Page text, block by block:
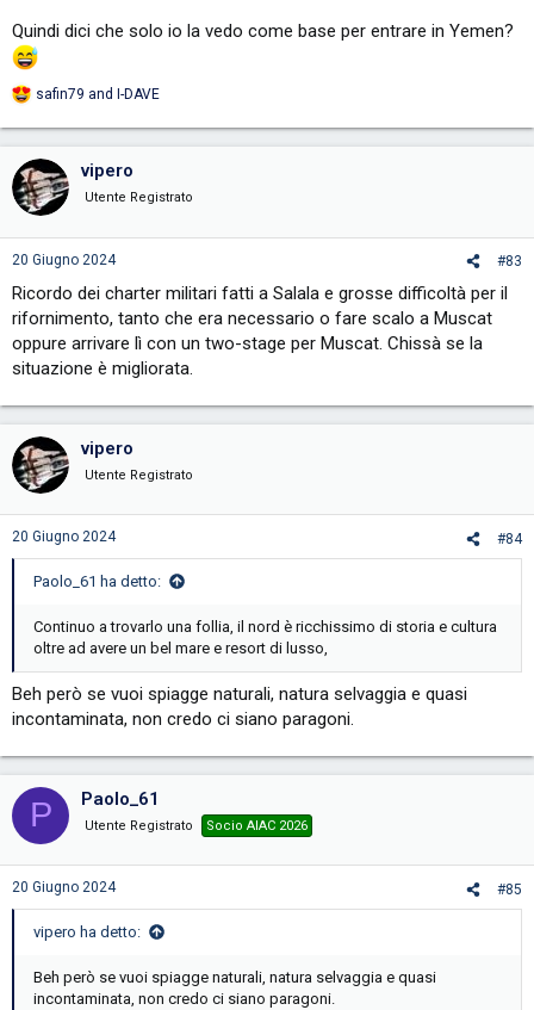
Quindi dici che solo io la vedo come base per entrare in Yemen?
R
t
i
n
s
safin79 and I-DAVE
vipero
Utente Registrato
20 Giugno 2024 #83
Ricordo dei charter militari fatti a Salala e grosse difficoltà per il
rifornimento, tanto che era necessario o fare scalo a Muscat
oppure arrivare lì con un two-stage per Muscat. Chissà se la
situazione è migliorata.
vipero
Utente Registrato
20 Giugno 2024 #84
Paolo_61 ha detto:
Continuo a trovarlo una follia, il nord è ricchissimo di storia e cultura
oltre ad avere un bel mare e resort di lusso,
Beh però se vuoi spiagge naturali, natura selvaggia e quasi
incontaminata, non credo ci siano paragoni.
P Paolo_61
Utente Registrato Socio AIAC 2026
20 Giugno 2024 #85
vipero ha detto:
Beh però se vuoi spiagge naturali, natura selvaggia e quasi
incontaminata, non credo ci siano paragoni.